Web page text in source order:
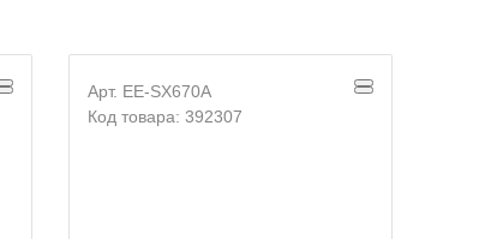
Арт. EE-SX670A
Код товара: 392307